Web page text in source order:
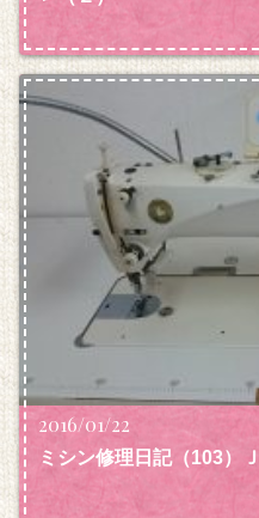
2016/01/22
ミシン修理日記（103